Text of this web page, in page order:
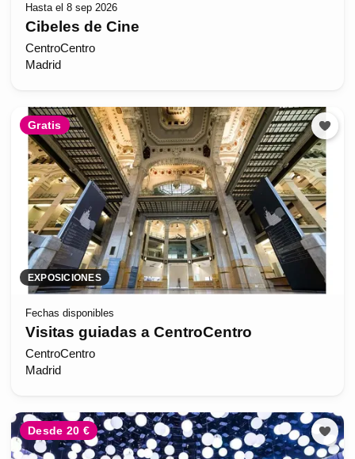
Hasta el 8 sep 2026
Cibeles de Cine
CentroCentro
Madrid
Gratis
EXPOSICIONES
Fechas disponibles
Visitas guiadas a CentroCentro
CentroCentro
Madrid
Desde 20 €